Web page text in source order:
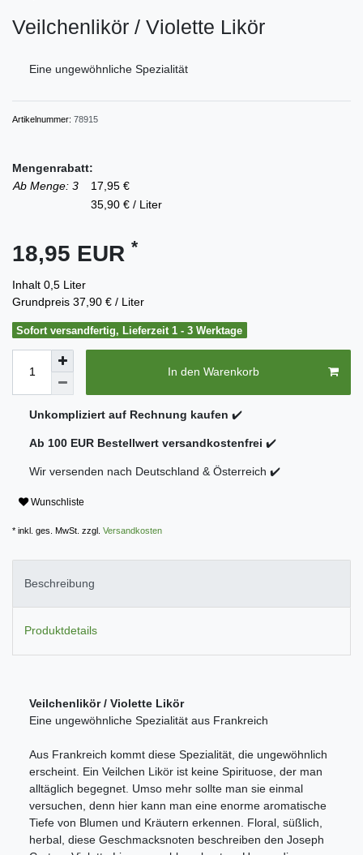
Veilchenlikör / Violette Likör
Eine ungewöhnliche Spezialität
Artikelnummer: 78915
Mengenrabatt:
Ab Menge: 3
17,95 €
35,90 € / Liter
18,95 EUR *
Inhalt 0,5 Liter
Grundpreis 37,90 € / Liter
Sofort versandfertig, Lieferzeit 1 - 3 Werktage
In den Warenkorb
Unkompliziert auf Rechnung kaufen ✔️
Ab 100 EUR Bestellwert versandkostenfrei ✔️
Wir versenden nach Deutschland & Österreich ✔️
Wunschliste
* inkl. ges. MwSt. zzgl. Versandkosten
Beschreibung
Produktdetails
Veilchenlikör / Violette Likör
Eine ungewöhnliche Spezialität aus Frankreich
Aus Frankreich kommt diese Spezialität, die ungewöhnlich
erscheint. Ein Veilchen Likör ist keine Spirituose, der man
alltäglich begegnet. Umso mehr sollte man sie einmal
versuchen, denn hier kann man eine enorme aromatische
Tiefe von Blumen und Kräutern erkennen. Floral, süßlich,
herbal, diese Geschmacksnoten beschreiben den Joseph